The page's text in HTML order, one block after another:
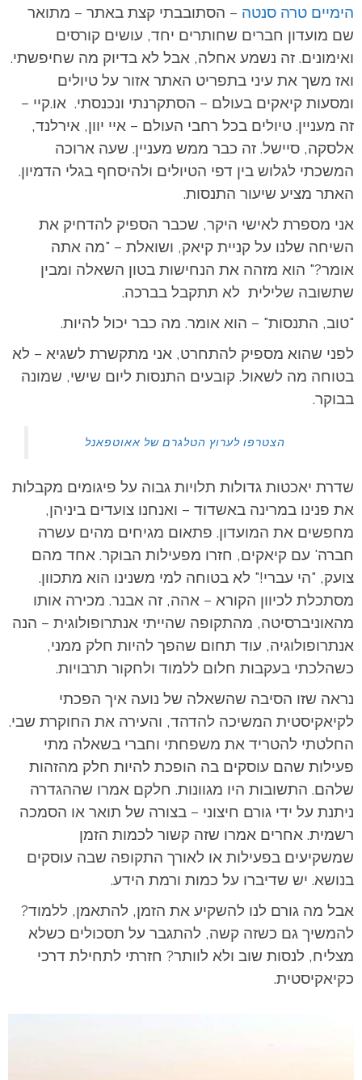
הימיים טרה סנטה – הסתובבתי קצת באתר – מתואר
שם מועדון חברים שחותרים יחד, עושים קורסים
ואימונים. זה נשמע אחלה, אבל לא בדיוק מה שחיפשתי.
ואז משך את עיני בתפריט האתר אזור על טיולים
ומסעות קיאקים בעולם – הסתקרנתי ונכנסתי. או.קיי –
זה מעניין. טיולים בכל רחבי העולם – איי יוון, אירלנד,
אלסקה, סיישל. זה כבר ממש מעניין. שעה ארוכה
המשכתי לגלוש בין דפי הטיולים ולהיסחף בגלי הדמיון.
האתר מציע שיעור התנסות.
אני מספרת לאישי היקר, שכבר הספיק להדחיק את
השיחה שלנו על קניית קיאק, ושואלת – "מה אתה
אומר?" הוא מזהה את הנחישות בטון השאלה ומבין
שתשובה שלילית לא תתקבל בברכה.
"טוב, התנסות" – הוא אומר. מה כבר יכול להיות.
לפני שהוא מספיק להתחרט, אני מתקשרת לשגיא – לא
בטוחה מה לשאול. קובעים התנסות ליום שישי, שמונה
בבוקר.
הצטרפו לערוץ הטלגרם של אאוטפאנל
שדרת יאכטות גדולות תלויות גבוה על פיגומים מקבלות
את פנינו במרינה באשדוד – ואנחנו צועדים ביניהן,
מחפשים את המועדון. פתאום מגיחים מהים עשרה
חברה' עם קיאקים, חזרו מפעילות הבוקר. אחד מהם
צועק, "הי עברי!" לא בטוחה למי משנינו הוא מתכוון.
מסתכלת לכיוון הקורא – אהה, זה אבנר. מכירה אותו
מהאוניברסיטה, מהתקופה שהייתי אנתרופולוגית – הנה
אנתרופולוגיה, עוד תחום שהפך להיות חלק ממני,
כשהלכתי בעקבות חלום ללמוד ולחקור תרבויות.
נראה שזו הסיבה שהשאלה של נועה איך הפכתי
לקיאקיסטית המשיכה להדהד, והעירה את החוקרת שבי.
החלטתי להטריד את משפחתי וחברי בשאלה מתי
פעילות שהם עוסקים בה הופכת להיות חלק מהזהות
שלהם. התשובות היו מגוונות. חלקם אמרו שההגדרה
ניתנת על ידי גורם חיצוני – בצורה של תואר או הסמכה
רשמית. אחרים אמרו שזה קשור לכמות הזמן
שמשקיעים בפעילות או לאורך התקופה שבה עוסקים
בנושא. יש שדיברו על כמות ורמת הידע.
אבל מה גורם לנו להשקיע את הזמן, להתאמן, ללמוד?
להמשיך גם כשזה קשה, להתגבר על תסכולים כשלא
מצליח, לנסות שוב ולא לוותר? חזרתי לתחילת דרכי
כקיאקיסטית.